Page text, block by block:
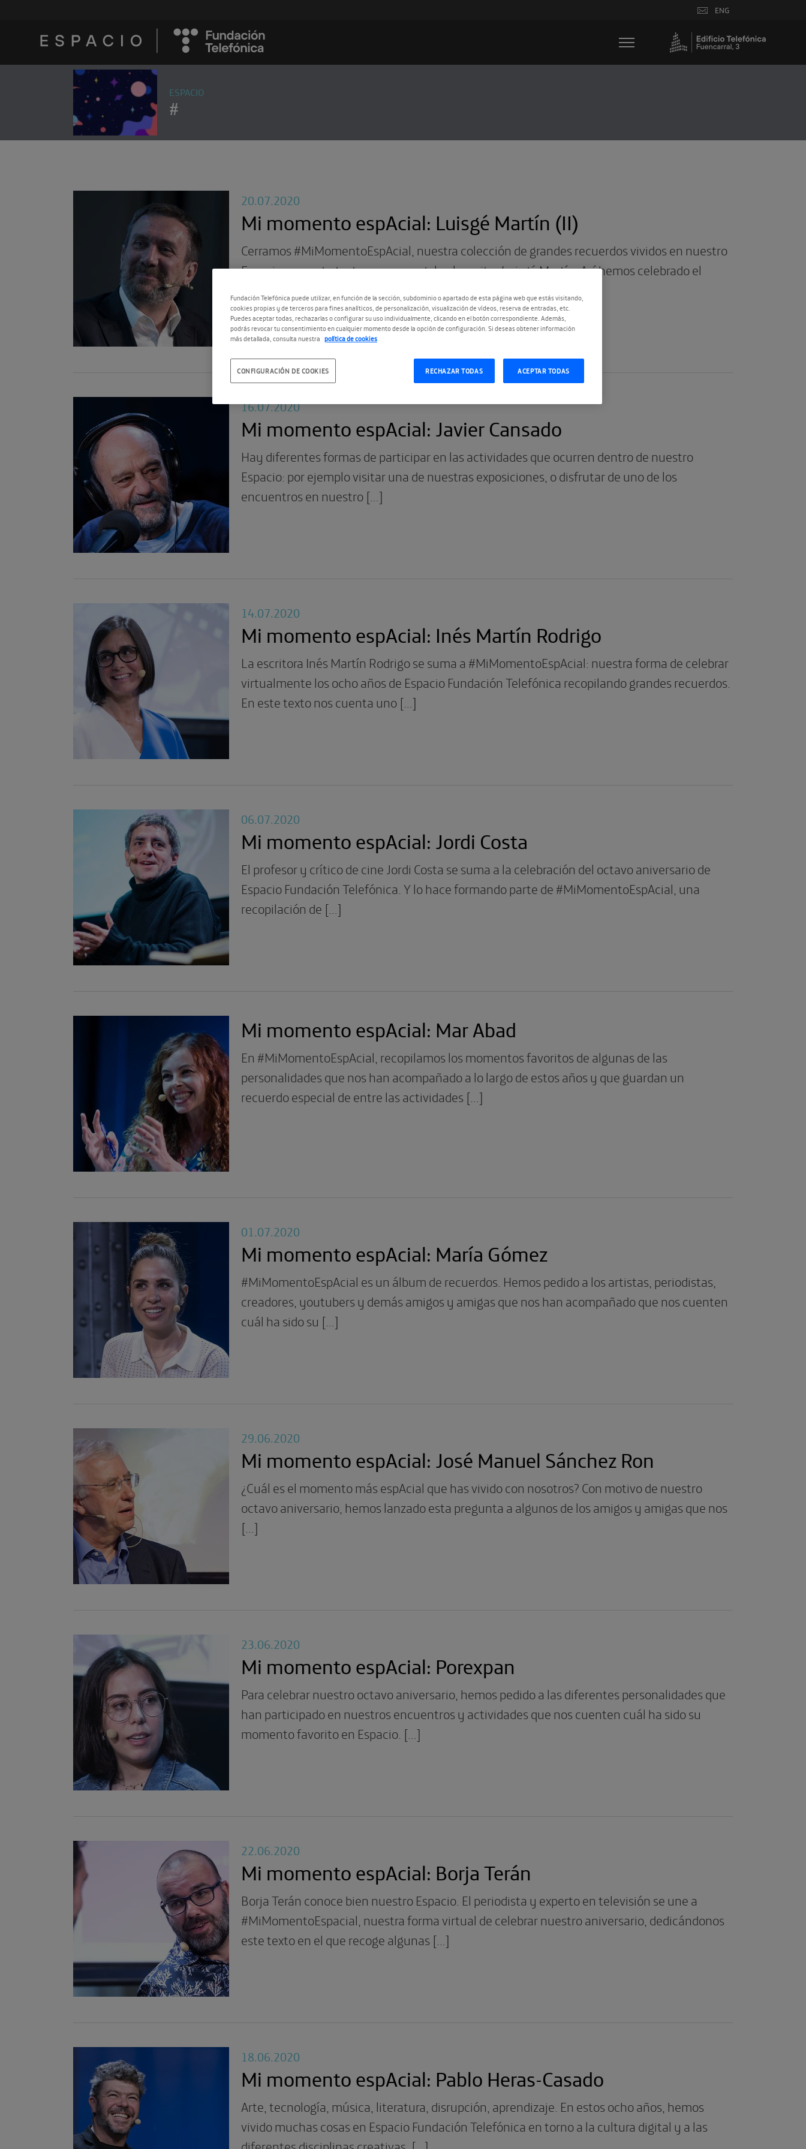
ENG
ESPACIO
#
20.07.2020
Mi momento espAcial: Luisgé Martín (II)
Cerramos #MiMomentoEspAcial, nuestra colección de grandes recuerdos vividos en nuestro
Espacio, con este texto que nos regala el escritor Luisgé Martín. Así hemos celebrado el
16.07.2020
Mi momento espAcial: Javier Cansado
Hay diferentes formas de participar en las actividades que ocurren dentro de nuestro
Espacio: por ejemplo visitar una de nuestras exposiciones, o disfrutar de uno de los
encuentros en nuestro […]
14.07.2020
Mi momento espAcial: Inés Martín Rodrigo
La escritora Inés Martín Rodrigo se suma a #MiMomentoEspAcial: nuestra forma de celebrar
virtualmente los ocho años de Espacio Fundación Telefónica recopilando grandes recuerdos.
En este texto nos cuenta uno […]
06.07.2020
Mi momento espAcial: Jordi Costa
El profesor y crítico de cine Jordi Costa se suma a la celebración del octavo aniversario de
Espacio Fundación Telefónica. Y lo hace formando parte de #MiMomentoEspAcial, una
recopilación de […]
Mi momento espAcial: Mar Abad
En #MiMomentoEspAcial, recopilamos los momentos favoritos de algunas de las
personalidades que nos han acompañado a lo largo de estos años y que guardan un
recuerdo especial de entre las actividades […]
01.07.2020
Mi momento espAcial: María Gómez
#MiMomentoEspAcial es un álbum de recuerdos. Hemos pedido a los artistas, periodistas,
creadores, youtubers y demás amigos y amigas que nos han acompañado que nos cuenten
cuál ha sido su […]
29.06.2020
Mi momento espAcial: José Manuel Sánchez Ron
¿Cuál es el momento más espAcial que has vivido con nosotros? Con motivo de nuestro
octavo aniversario, hemos lanzado esta pregunta a algunos de los amigos y amigas que nos
[…]
23.06.2020
Mi momento espAcial: Porexpan
Para celebrar nuestro octavo aniversario, hemos pedido a las diferentes personalidades que
han participado en nuestros encuentros y actividades que nos cuenten cuál ha sido su
momento favorito en Espacio. […]
22.06.2020
Mi momento espAcial: Borja Terán
Borja Terán conoce bien nuestro Espacio. El periodista y experto en televisión se une a
#MiMomentoEspacial, nuestra forma virtual de celebrar nuestro aniversario, dedicándonos
este texto en el que recoge algunas […]
18.06.2020
Mi momento espAcial: Pablo Heras-Casado
Arte, tecnología, música, literatura, disrupción, aprendizaje. En estos ocho años, hemos
vivido muchas cosas en Espacio Fundación Telefónica en torno a la cultura digital y a las
Fundación Telefónica puede utilizar, en función de la sección, subdominio o apartado de esta página web que estás visitando,
cookies propias y de terceros para fines analíticos, de personalización, visualización de vídeos, reserva de entradas, etc.
Puedes aceptar todas, rechazarlas o configurar su uso individualmente, clicando en el botón correspondiente. Además,
podrás revocar tu consentimiento en cualquier momento desde la opción de configuración. Si deseas obtener información
más detallada, consulta nuestra política de cookies
RECHAZAR TODAS ACEPTAR TODAS
CONFIGURACIÓN DE COOKIES